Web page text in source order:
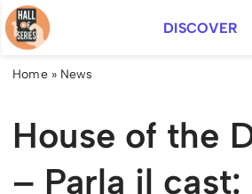
Vai
al
DISCOVER
Home» News
House of the
– Parla il cast: